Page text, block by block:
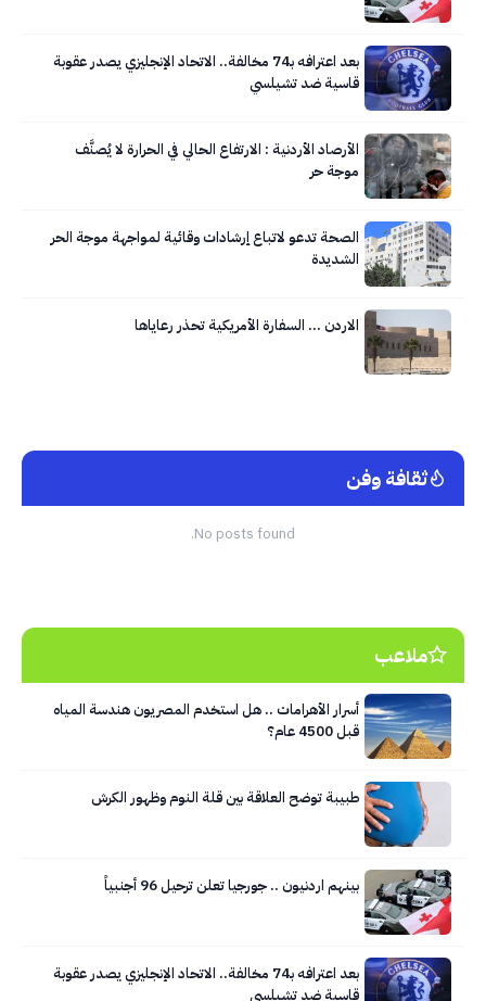
بعد اعترافه بـ74 مخالفة.. الاتحاد الإنجليزي يصدر عقوبة
قاسية ضد تشيلسي
الأرصاد الأردنية : الارتفاع الحالي في الحرارة لا يُصنَّف
موجة حر
الصحة تدعو لاتباع إرشادات وقائية لمواجهة موجة الحر
الشديدة
الاردن … السفارة الأمريكية تحذر رعاياها
ثقافة وفن
No posts found.
ملاعب
أسرار الأهرامات .. هل استخدم المصريون هندسة المياه
قبل 4500 عام؟
طبيبة توضح العلاقة بين قلة النوم وظهور الكرش
بينهم اردنيون .. جورجيا تعلن ترحيل 96 أجنبياً
بعد اعترافه بـ74 مخالفة.. الاتحاد الإنجليزي يصدر عقوبة
قاسية ضد تشيلسي